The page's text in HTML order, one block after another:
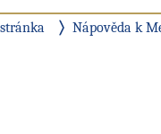
Nápověda k